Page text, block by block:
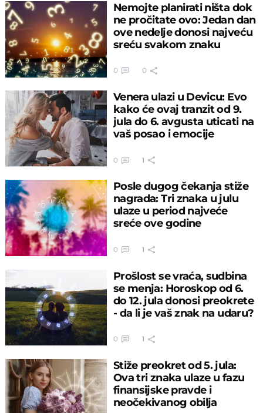
Nemojte planirati ništa dok
ne pročitate ovo: Jedan dan
ove nedelje donosi najveću
sreću svakom znaku
0 0
Venera ulazi u Devicu: Evo
kako će ovaj tranzit od 9.
jula do 6. avgusta uticati na
vaš posao i emocije
0 1
Posle dugog čekanja stiže
nagrada: Tri znaka u julu
ulaze u period najveće
sreće ove godine
0 1
Prošlost se vraća, sudbina
se menja: Horoskop od 6.
do 12. jula donosi preokrete
- da li je vaš znak na udaru?
0 1
Stiže preokret od 5. jula:
Ova tri znaka ulaze u fazu
finansijske pravde i
neočekivanog obilja